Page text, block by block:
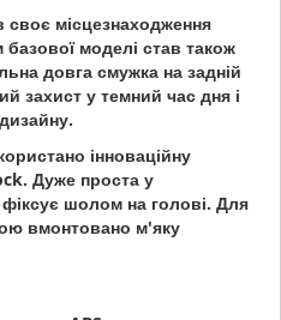
своє місцезнаходження
моделі став також
довга смужка на задній
захист у темний час дня і
інноваційну
Дуже проста у
шолом на голові. Для
вмонтовано м'яку